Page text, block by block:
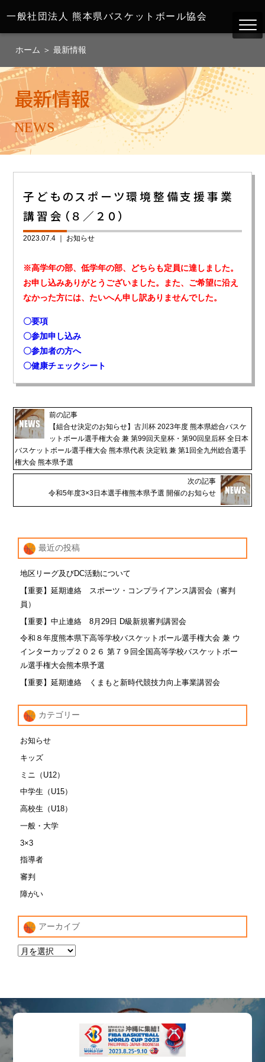
一般社団法人 熊本県バスケットボール協会
ホーム ＞ 最新情報
最新情報
NEWS
子どものスポーツ環境整備支援事業
講習会（８／２０）
2023.07.4 ｜ お知らせ
※高学年の部、低学年の部、どちらも定員に達しました。
お申し込みありがとうございました。また、ご希望に沿え
なかった方には、たいへん申し訳ありませんでした。
〇要項
〇参加申し込み
〇参加者の方へ
〇健康チェックシート
前の記事
【組合せ決定のお知らせ】古川杯 2023年度 熊本県総合バスケ
ットボール選手権大会 兼 第99回天皇杯・第90回皇后杯 全日本
バスケットボール選手権大会 熊本県代表 決定戦 兼 第1回全九州総合選手
権大会 熊本県予選
次の記事
令和5年度3×3日本選手権熊本県予選 開催のお知らせ
最近の投稿
地区リーグ及びDC活動について
【重要】延期連絡 スポーツ・コンプライアンス講習会（審判
員）
【重要】中止連絡 8月29日 D級新規審判講習会
令和８年度熊本県下高等学校バスケットボール選手権大会 兼 ウ
インターカップ２０２６ 第７９回全国高等学校バスケットボー
ル選手権大会熊本県予選
【重要】延期連絡 くまもと新時代競技力向上事業講習会
カテゴリー
お知らせ
キッズ
ミニ（U12）
中学生（U15）
高校生（U18）
一般・大学
3×3
指導者
審判
障がい
アーカイブ